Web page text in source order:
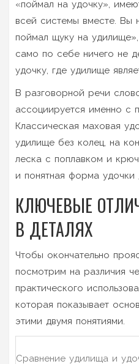
«поймал на удочку»,
всей системы вместе. Вы
поймал щуку на
само по себе ничего не
удочку, где удилище
В разговорной речи
ассоциируется именно с
Классическая маховая
удилище без колец, на
леска с поплавком и
и понятная форма удочки
КЛЮЧЕВЫЕ
В ДЕТАЛЯХ
Чтобы окончательно
посмотрим на различия
практического
которая показывает
этими двумя понятиями.
Сравнение удилища и